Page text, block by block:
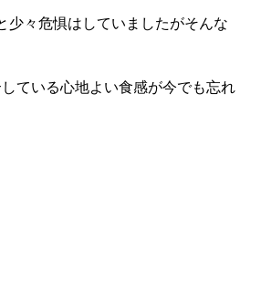
少々危惧はしていましたがそんな
ている心地よい食感が今でも忘れ